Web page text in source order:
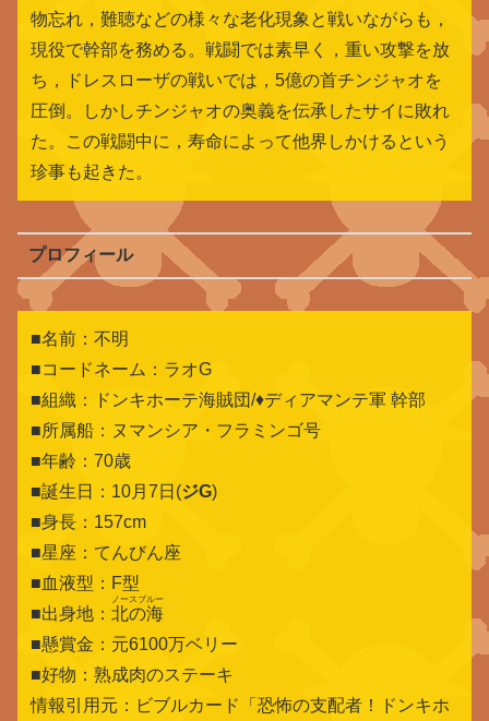
物忘れ，難聴などの様々な老化現象と戦いながらも，
現役で幹部を務める。戦闘では素早く，重い攻撃を放
ち，ドレスローザの戦いでは，5億の首チンジャオを
圧倒。しかしチンジャオの奥義を伝承したサイに敗れ
た。この戦闘中に，寿命によって他界しかけるという
珍事も起きた。
プロフィール
■名前：不明
■コードネーム：ラオG
■組織：ドンキホーテ海賊団/♦ディアマンテ軍 幹部
■所属船：ヌマンシア・フラミンゴ号
■年齢：70歳
■誕生日：10月7日(ジG)
■身長：157cm
■星座：てんびん座
■血液型：F型
■出身地： 北の海
ノースブルー
■懸賞金：元6100万ベリー
■好物：熟成肉のステーキ
情報引用元：ビブルカード「恐怖の支配者！ドンキホ